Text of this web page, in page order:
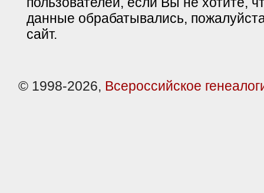
данные обрабатывались,
сайт.
© 1998-2026, Всероссийское